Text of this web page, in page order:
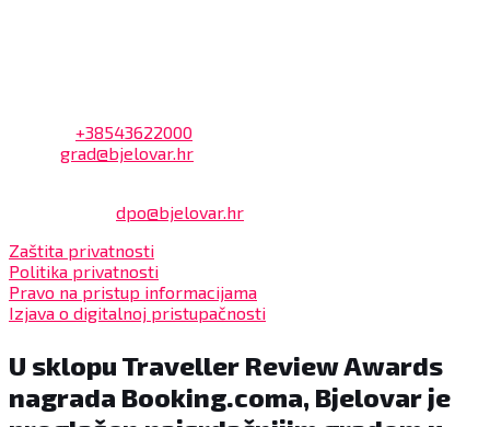
+38543622000
grad@bjelovar.hr
dpo@bjelovar.hr
Zaštita privatnosti
Politika privatnosti
Pravo na pristup informacijama
Izjava o digitalnoj pristupačnosti
U sklopu Traveller Review Awards
nagrada Booking.coma, Bjelovar je